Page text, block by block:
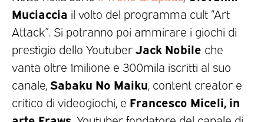
Muciaccia il volto del programma cult “Art
Attack”. Si potranno poi ammirare i giochi di
prestigio dello YoutuberJack Nobile che
vanta oltre 1milione e 300mila iscritti al suo
canale, Sabaku No Maiku , content creator e
critico di videogiochi, e Francesco Miceli, in